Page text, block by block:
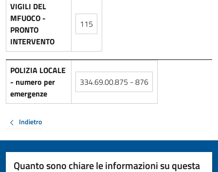
VIGILI DEL
MFUOCO -
PRONTO
INTERVENTO
115
POLIZIA LOCALE
- numero per
emergenze
334.69.00.875 - 876
Indietro
Quanto sono chiare le informazioni su questa